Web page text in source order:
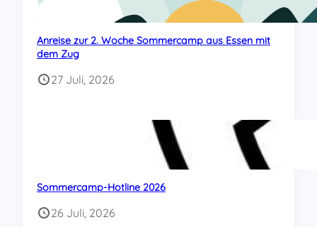
Anreise zur 2. Woche Sommercamp aus Essen mit
dem Zug
27 Juli, 2026
Sommercamp-Hotline 2026
26 Juli, 2026